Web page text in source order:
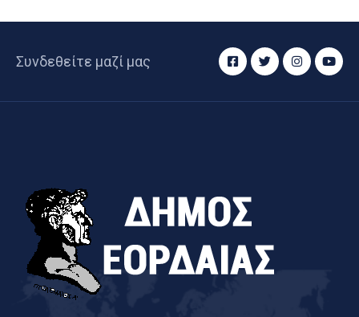
Συνδεθείτε μαζί μας